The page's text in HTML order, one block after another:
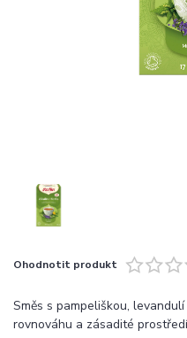
Ohodnotit produkt
Směs s pampeliškou,
rovnováhu a zásadité